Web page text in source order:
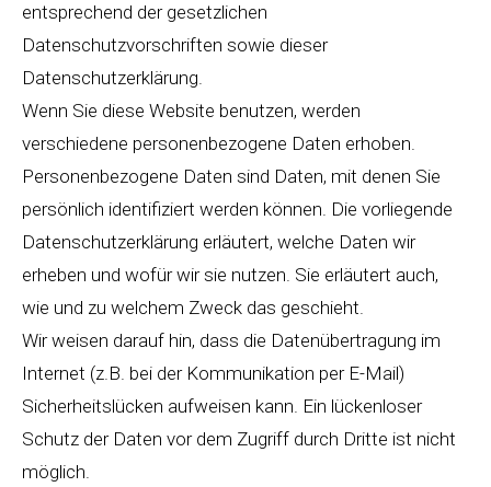
entsprechend der gesetzlichen
Datenschutzvorschriften sowie dieser
Datenschutzerklärung.
Wenn Sie diese Website benutzen, werden
verschiedene personenbezogene Daten erhoben.
Personenbezogene Daten sind Daten, mit denen Sie
persönlich identifiziert werden können. Die vorliegende
Datenschutzerklärung erläutert, welche Daten wir
erheben und wofür wir sie nutzen. Sie erläutert auch,
wie und zu welchem Zweck das geschieht.
Wir weisen darauf hin, dass die Datenübertragung im
Internet (z.B. bei der Kommunikation per E-Mail)
Sicherheitslücken aufweisen kann. Ein lückenloser
Schutz der Daten vor dem Zugriff durch Dritte ist nicht
möglich.